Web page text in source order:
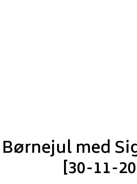
Børnejul med
[30-11-